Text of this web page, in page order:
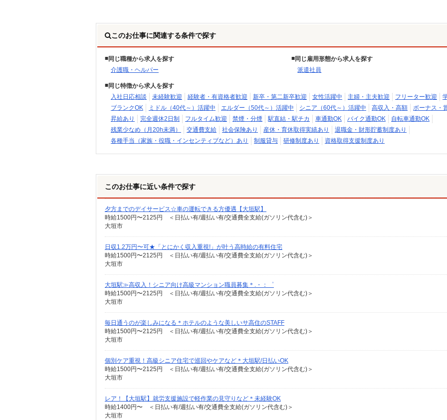
このお仕事に関連する条件で探す
同じ職種から求人を探す
介護職・ヘルパー
同じ雇用形態から求人を探す
派遣社員
同じ特徴から求人を探す
入社日応相談
未経験歓迎 経験者・有資格者歓迎 新卒・第二新卒歓迎 女性活躍中 主婦・主夫歓迎 フリーター歓迎
ブランクOK
ミドル（40代～）活躍中 エルダー（50代～）活躍中 シニア（60代～）活躍中 高収入・高額
ボーナス・
昇給あり
完全週休2日制 フルタイム歓迎 禁煙・分煙 駅直結・駅チカ 車通勤OK バイク通勤OK
自転車通勤OK
残業少なめ（月20h未満）
交通費支給 社会保険あり 産休・育休取得実績あり
退職金・財形貯蓄制度あり
各種手当（家族・役職・インセンティブなど）あり
制服貸与 研修制度あり 資格取得支援制度あり
このお仕事に近い条件で探す
夕方までのデイサービス☆車の運転できる方優遇【大垣駅】
時給1500円〜2125円 ＜日払い有/週払い有/交通費全支給(ガソリン代含む)＞
大垣市
日収1.2万円〜可★「とにかく収入重視!」が叶う高時給の有料住宅
時給1500円〜2125円 ＜日払い有/週払い有/交通費全支給(ガソリン代含む)＞
大垣市
大垣駅≫高収入！シニア向け高級マンション職員募集＊.・：゜
時給1500円〜2125円 ＜日払い有/週払い有/交通費全支給(ガソリン代含む)＞
大垣市
毎日通うのが楽しみになる＊ホテルのような美しいサ高住のSTAFF
時給1500円〜2125円 ＜日払い有/週払い有/交通費全支給(ガソリン代含む)＞
大垣市
個別ケア重視！高級シニア住宅で巡回やケアなど＊大垣駅/日払いOK
時給1500円〜2125円 ＜日払い有/週払い有/交通費全支給(ガソリン代含む)＞
大垣市
レア！【大垣駅】就労支援施設で軽作業の見守りなど＊未経験OK
時給1400円〜 ＜日払い有/週払い有/交通費全支給(ガソリン代含む)＞
大垣市